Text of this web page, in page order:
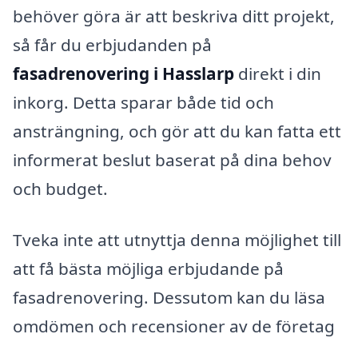
behöver göra är att beskriva ditt projekt,
så får du erbjudanden på
fasadrenovering i Hasslarp direkt i din
inkorg. Detta sparar både tid och
ansträngning, och gör att du kan fatta ett
informerat beslut baserat på dina behov
och budget.
Tveka inte att utnyttja denna möjlighet till
att få bästa möjliga erbjudande på
fasadrenovering. Dessutom kan du läsa
omdömen och recensioner av de företag